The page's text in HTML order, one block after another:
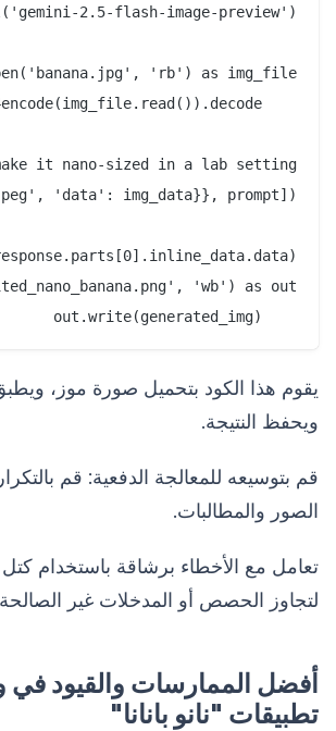
يقوم هذا الكود بتحميل صورة موز،
ويحفظ النتيجة.
قم بتوسيعه للمعالجة الدفعية: قم
الصور والمطالبات.
لتجاوز الحصص أو المدخلات غير
أفضل الممارسات والقيود في
تطبيقات "نانو بانانا"